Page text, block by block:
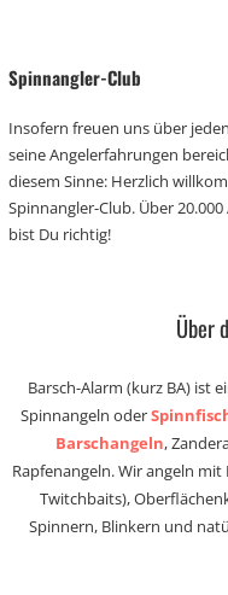
Spinnangler-Club
Insofern freuen uns über
seine Angelerfahrungen
diesem Sinne: Herzlich
Spinnangler-Club. Über
bist Du richtig!
Über
Barsch-Alarm (kurz BA) ist
Spinnangeln oder
Barschangeln,
Rapfenangeln. Wir angeln
Twitchbaits),
Spinnern, Blinkern und